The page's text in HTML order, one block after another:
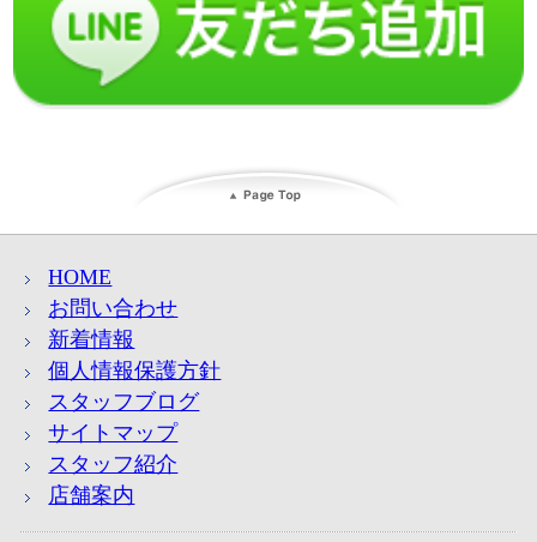
HOME
お問い合わせ
新着情報
個人情報保護方針
スタッフブログ
サイトマップ
スタッフ紹介
店舗案内